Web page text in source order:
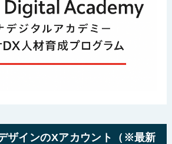
ザインのXアカウント（※最新